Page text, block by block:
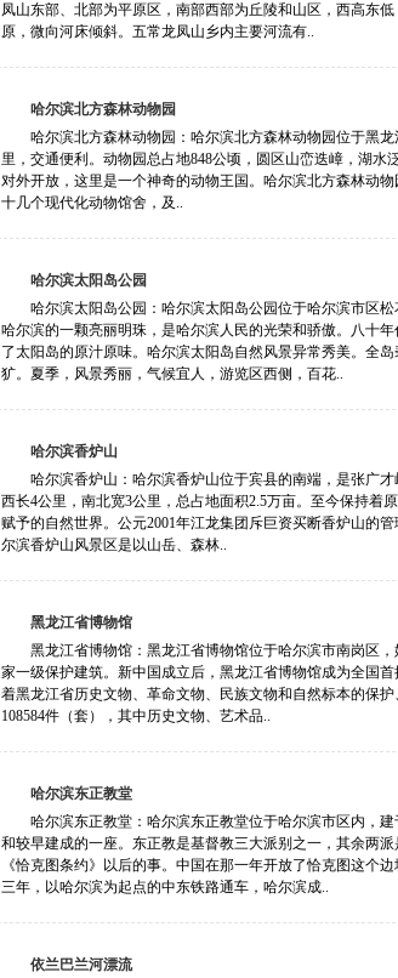
凤山东部、北部为平原区，南部西部为丘陵和山区，西高东
原，微向河床倾斜。五常龙凤山乡内主要河流有..
哈尔滨北方森林动物园
哈尔滨北方森林动物园：哈尔滨北方森林动物园位于黑
里，交通便利。动物园总占地848公顷，圆区山峦迭嶂，湖水
对外开放，这里是一个神奇的动物王国。哈尔滨北方森林动
十几个现代化动物馆舍，及..
哈尔滨太阳岛公园
哈尔滨太阳岛公园：哈尔滨太阳岛公园位于哈尔滨市区
哈尔滨的一颗亮丽明珠，是哈尔滨人民的光荣和骄傲。八十
了太阳岛的原汁原味。哈尔滨太阳岛自然风景异常秀美。全
犷。夏季，风景秀丽，气候宜人，游览区西侧，百花..
哈尔滨香炉山
哈尔滨香炉山：哈尔滨香炉山位于宾县的南端，是张广
西长4公里，南北宽3公里，总占地面积2.5万亩。至今保持着
赋予的自然世界。公元2001年江龙集团斥巨资买断香炉山的
尔滨香炉山风景区是以山岳、森林..
黑龙江省博物馆
黑龙江省博物馆：黑龙江省博物馆位于哈尔滨市南岗区
家一级保护建筑。新中国成立后，黑龙江省博物馆成为全国
着黑龙江省历史文物、革命文物、民族文物和自然标本的保
108584件（套），其中历史文物、艺术品..
哈尔滨东正教堂
哈尔滨东正教堂：哈尔滨东正教堂位于哈尔滨市区内，
和较早建成的一座。东正教是基督教三大派别之一，其余两
《恰克图条约》以后的事。中国在那一年开放了恰克图这个
三年，以哈尔滨为起点的中东铁路通车，哈尔滨成..
依兰巴兰河漂流